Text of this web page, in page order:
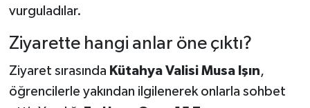
vurguladılar.
Ziyarette hangi anlar öne çıktı?
Ziyaret sırasında Kütahya Valisi Musa Işın,
öğrencilerle yakından ilgilenerek onlarla sohbet